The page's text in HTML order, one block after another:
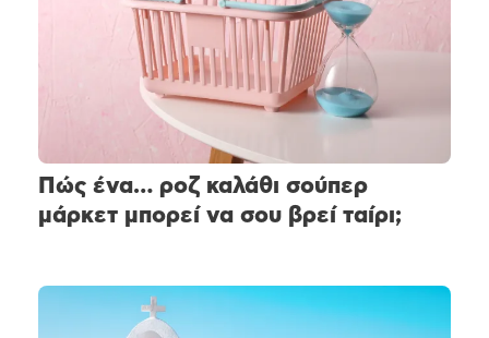
Πώς ένα… ροζ καλάθι σούπερ
μάρκετ μπορεί να σου βρεί ταίρι;